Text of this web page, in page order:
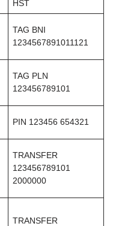
HST
TAG BNI
1234567891011121
TAG PLN
123456789101
PIN 123456 654321
TRANSFER
123456789101
2000000
TRANSFER